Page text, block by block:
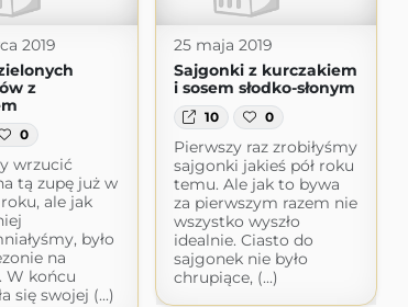
2019
z
0
wrzucić
tą zupę już w
ale jak
było
na
W końcu
się swojej (...)
25 maja 2019
Sajgonki z kurczakiem
i sosem słodko-słonym
10 0
Pierwszy raz zrobiłyśmy
sajgonki jakieś pół roku
temu. Ale jak to bywa
za pierwszym razem nie
wszystko wyszło
idealnie. Ciasto do
sajgonek nie było
chrupiące, (...)